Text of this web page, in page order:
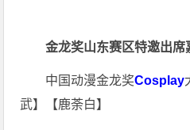
金龙奖山东赛区特邀出席
中国动漫金龙奖Cosplay
武】【鹿荼白】